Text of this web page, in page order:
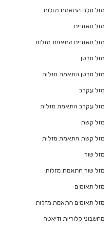
מזל טלה התאמת מזלות
מזל מאזניים
מזל מאזניים התאמת מזלות
מזל סרטן
מזל סרטן התאמת מזלות
מזל עקרב
מזל עקרב התאמת מזלות
מזל קשת
מזל קשת התאמת מזלות
מזל שור
מזל שור התאמת מזלות
מזל תאומים
מזל תאומים התאמת מזלות
מחשבוני קלוריות ודיאטה